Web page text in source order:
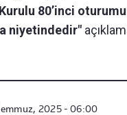
80’inci
niyetindedir"
2025 - 06:00